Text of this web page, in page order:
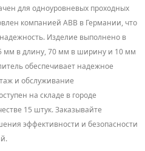
для одноуровневых проходных
компанией ABB в Германии, что
Изделие выполнено в
мм в длину, 70 мм в ширину и 10 мм
обеспечивает надежное
и обслуживание
на складе в городе
15 штук. Заказывайте
эффективности и безопасности